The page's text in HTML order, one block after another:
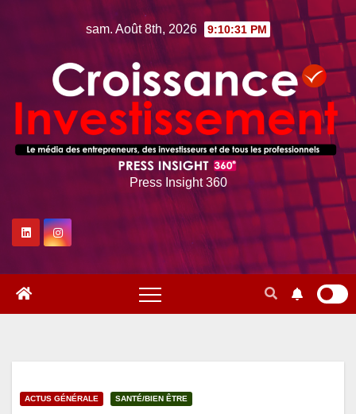
sam. Août 8th, 2026 9:10:32 PM
Press Insight 360
ACTUS GÉNÉRALE SANTÉ/BIEN ÊTRE